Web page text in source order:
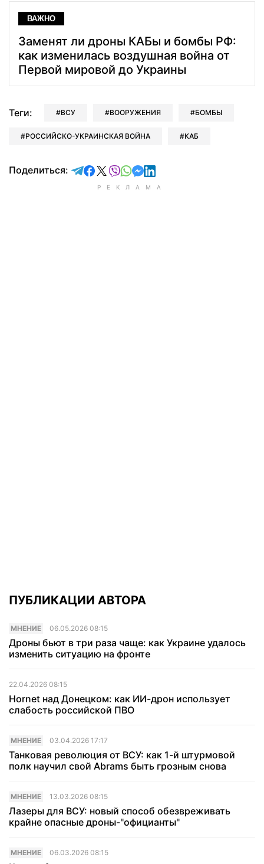
ВАЖНО
Заменят ли дроны КАБы и бомбы РФ:
как изменилась воздушная война от
Первой мировой до Украины
Теги: ВСУ ВООРУЖЕНИЯ БОМБЫ
РОССИЙСКО-УКРАИНСКАЯ ВОЙНА КАБ
Поделиться: отправить в Telegram
поделиться в Facebook
поделиться в X
отправить в Viber
отправить в Whatsapp
отправить в Messenger
отправить в LinkedIn
ПУБЛИКАЦИИ АВТОРА
МНЕНИЕ 06.05.2026 08:15
Дроны бьют в три раза чаще: как Украине удалось
изменить ситуацию на фронте
22.04.2026 08:15
Hornet над Донецком: как ИИ-дрон использует
слабость российской ПВО
МНЕНИЕ 03.04.2026 17:17
Танковая революция от ВСУ: как 1-й штурмовой
полк научил свой Abrams быть грозным снова
МНЕНИЕ 13.03.2026 08:15
Лазеры для ВСУ: новый способ обезвреживать
крайне опасные дроны-"официанты"
МНЕНИЕ 06.03.2026 08:15